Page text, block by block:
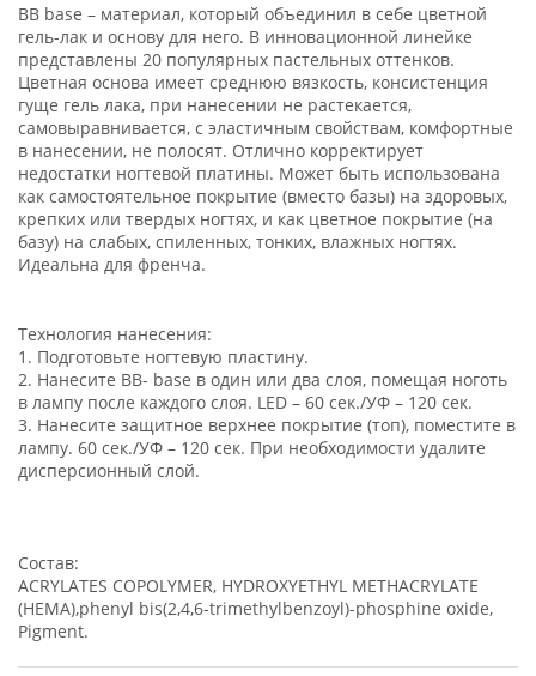
BB base – материал, который объединил в себе цветной
гель-лак и основу для него. В инновационной линейке
представлены 20 популярных пастельных оттенков.
Цветная основа имеет среднюю вязкость, консистенция
гуще гель лака, при нанесении не растекается,
самовыравнивается, с эластичным свойствам, комфортные
в нанесении, не полосят. Отлично корректирует
недостатки ногтевой платины. Может быть использована
как самостоятельное покрытие (вместо базы) на здоровых,
крепких или твердых ногтях, и как цветное покрытие (на
базу) на слабых, спиленных, тонких, влажных ногтях.
Идеальна для френча.
Технология нанесения:
1. Подготовьте ногтевую пластину.
2. Нанесите ВВ- base в один или два слоя, помещая ноготь
в лампу после каждого слоя. LED – 60 сек./УФ – 120 сек.
3. Нанесите защитное верхнее покрытие (топ), поместите в
лампу. 60 сек./УФ – 120 сек. При необходимости удалите
дисперсионный слой.
Состав:
ACRYLATES COPOLYMER, HYDROXYETHYL METHACRYLATE
(HEMA),phenyl bis(2,4,6-trimethylbenzoyl)-phosphine oxide,
Pigment.